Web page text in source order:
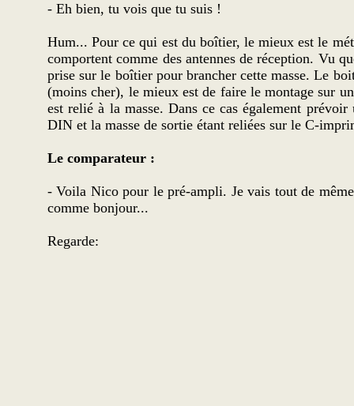
- Eh bien, tu vois que tu suis !
Hum... Pour ce qui est du boîtier, le mieux est le
comportent comme des antennes de réception. Vu
prise sur le boîtier pour brancher cette masse. Le
(moins cher), le mieux est de faire le montage sur
est relié à la masse. Dans ce cas également
DIN et la masse de sortie étant reliées sur le C-
Le comparateur :
- Voila Nico pour le pré-ampli. Je vais tout de
comme bonjour...
Regarde: